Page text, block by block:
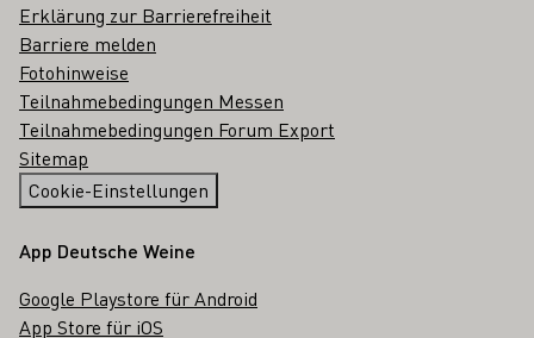
Erklärung zur Barrierefreiheit
Barriere melden
Fotohinweise
Teilnahmebedingungen Messen
Teilnahmebedingungen Forum Export
Sitemap
Cookie-Einstellungen
App Deutsche Weine
Google Playstore für Android
App Store für iOS